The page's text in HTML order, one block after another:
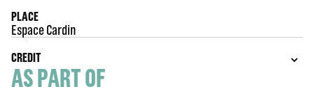
PLACE
Espace Cardin
CREDIT
AS PART OF